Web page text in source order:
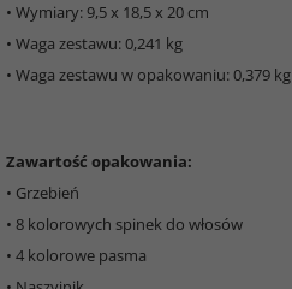
• Wymiary: 9,5 x 18,5 x 20 cm
• Waga zestawu: 0,241 kg
• Waga zestawu w opakowaniu: 0,379 kg
Zawartość opakowania:
• Grzebień
• 8 kolorowych spinek do włosów
• 4 kolorowe pasma